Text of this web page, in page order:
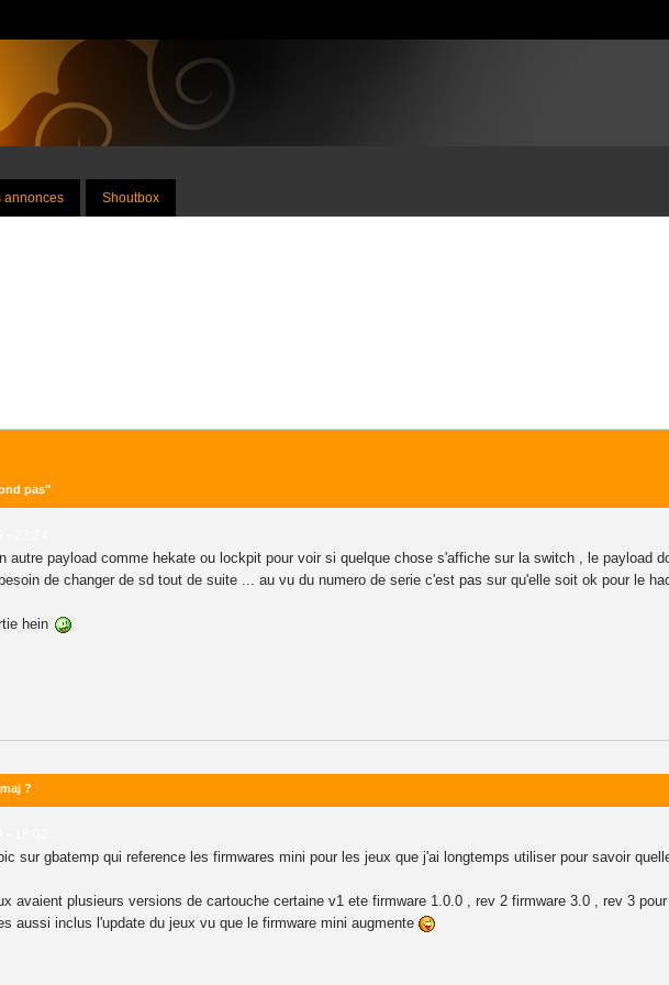
annonces Shoutbox
pas"
autre payload comme hekate ou lockpit pour voir si quelque chose s'affiche sur la switch , le payload
de changer de sd tout de suite ... au vu du numero de serie c'est pas sur qu'elle soit ok pour le
hein
?
sur gbatemp qui reference les firmwares mini pour les jeux que j'ai longtemps utiliser pour savoir
avaient plusieurs versions de cartouche certaine v1 ete firmware 1.0.0 , rev 2 firmware 3.0 , rev 3
aussi inclus l'update du jeux vu que le firmware mini augmente